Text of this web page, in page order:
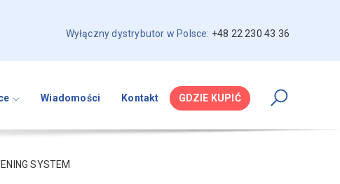
Wyłączny dystrybutor w Polsce: +48 22 230 43 36
Wiadomości Kontakt GDZIE KUPIĆ
SYSTEM